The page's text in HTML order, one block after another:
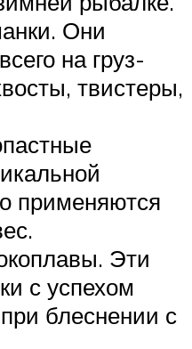
Они
на груз-
твистеры,
применяются
Эти
с успехом
блеснении с